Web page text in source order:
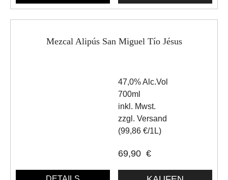
Mezcal Alipús San Miguel Tío Jésus
47,0% Alc.Vol
700ml
inkl. Mwst.
zzgl. Versand
(99,86 €/1L)
69,90 €